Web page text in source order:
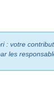
: votre
les